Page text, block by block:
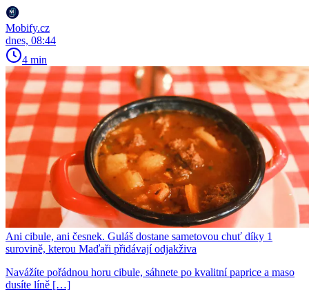
Mobify.cz
dnes, 08:44
4 min
Ani cibule, ani česnek. Guláš dostane sametovou chuť díky 1
surovině, kterou Maďaři přidávají odjakživa
Navážíte pořádnou horu cibule, sáhnete po kvalitní paprice a maso
dusíte líně […]